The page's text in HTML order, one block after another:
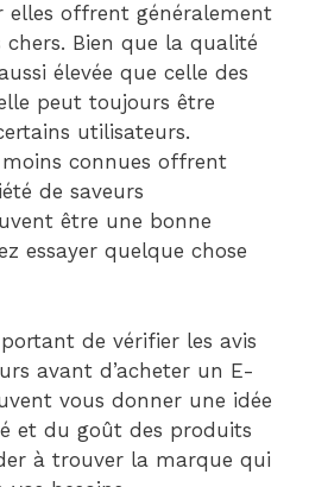
elles offrent généralement
Bien que la qualité
élevée que celle des
peut toujours être
utilisateurs.
connues offrent
de saveurs
être une bonne
essayer quelque chose
de vérifier les avis
avant d’acheter un E-
vous donner une idée
et du goût des produits
à trouver la marque qui